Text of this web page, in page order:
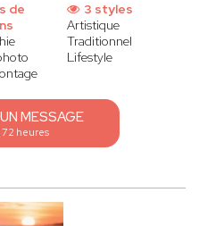
de
3 styles
Artistique
Traditionnel
Lifestyle
MESSAGE
72 heures